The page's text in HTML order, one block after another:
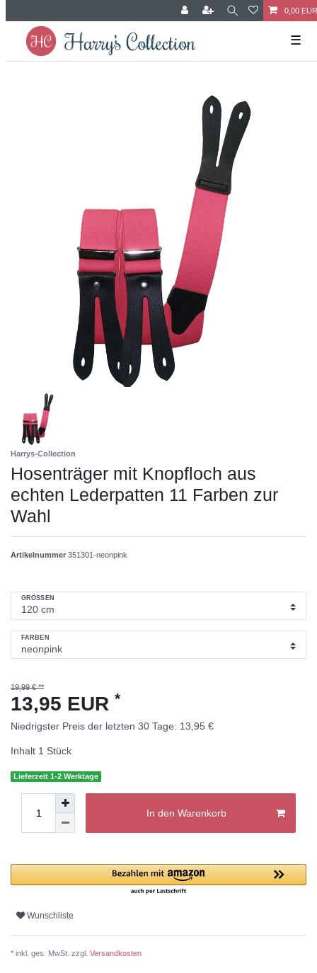
0,00 EUR
☰
Harrys-Collection
Hosenträger mit Knopfloch aus
echten Lederpatten 11 Farben zur
Wahl
Artikelnummer 351301-neonpink
GRÖSSEN
FARBEN
19,99 € **
13,95 EUR *
Niedrigster Preis der letzten 30 Tage: 13,95 €
Inhalt 1 Stück
Lieferzeit 1-2 Werktage
In den Warenkorb
Wunschliste
* inkl. ges. MwSt. zzgl. Versandkosten